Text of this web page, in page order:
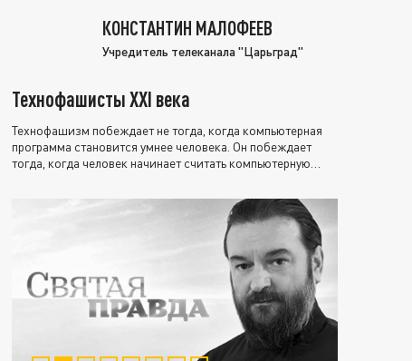
КОНСТАНТИН МАЛОФЕЕВ
Учредитель телеканала "Царьград"
Технофашисты XXI века
Технофашизм побеждает не тогда, когда компьютерная
программа становится умнее человека. Он побеждает
тогда, когда человек начинает считать компьютерную